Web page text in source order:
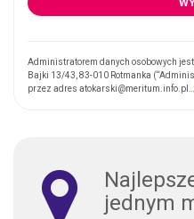
Administratorem danych osobowych
Bajki 13/43, 83-010 Rotmanka
przez adres atokarski@meritum.info.pl…
jednym